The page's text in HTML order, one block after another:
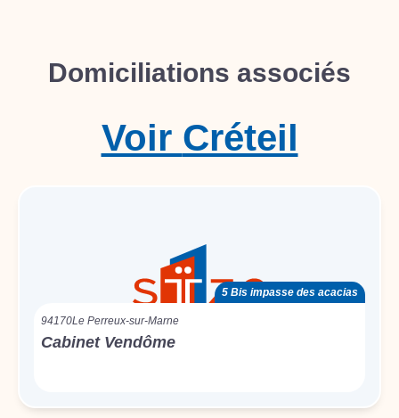
Domiciliations associés
Créteil
Voir
5 Bis impasse des acacias
94170Le Perreux-sur-Marne
Cabinet Vendôme